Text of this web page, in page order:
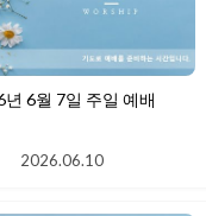
2026년 6월 7일 주일 예배
2026.06.10